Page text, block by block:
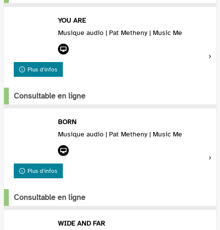
YOU ARE
Musique audio | Pat Metheny | Music Me
Plus d'infos
Consultable en ligne
BORN
Musique audio | Pat Metheny | Music Me
Plus d'infos
Consultable en ligne
WIDE AND FAR